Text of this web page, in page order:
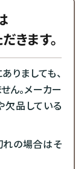
きます。
ましても、
ん。メーカー
欠品している
の場合はそ